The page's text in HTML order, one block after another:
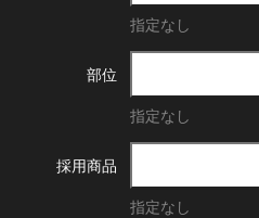
指定なし
部位
指定なし
採用商品
指定なし